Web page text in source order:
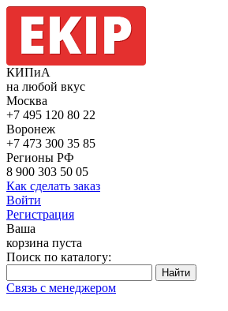
КИПиА
на любой вкус
Москва
+7 495 120 80 22
Воронеж
+7 473 300 35 85
Регионы РФ
8 900 303 50 05
Как сделать заказ
Войти
Регистрация
Ваша
корзина пуста
Поиск по каталогу:
Связь с менеджером